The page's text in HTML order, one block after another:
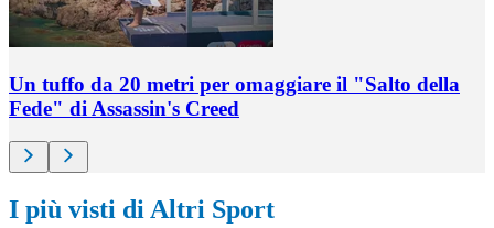
Un tuffo da 20 metri per omaggiare il "Salto della
Fede" di Assassin's Creed
I più visti di Altri Sport